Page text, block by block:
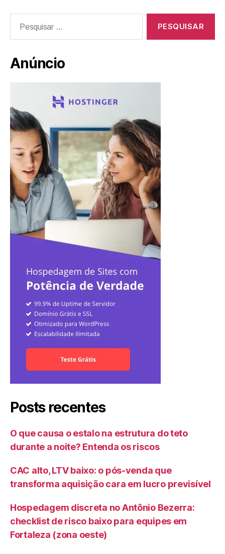
por:
Anúncio
Posts recentes
O que causa o estalo na estrutura do teto
durante a noite? Entenda os riscos
CAC alto, LTV baixo: o pós-venda que
transforma aquisição cara em lucro previsível
Hospedagem discreta no Antônio Bezerra:
checklist de risco baixo para equipes em
Fortaleza (zona oeste)